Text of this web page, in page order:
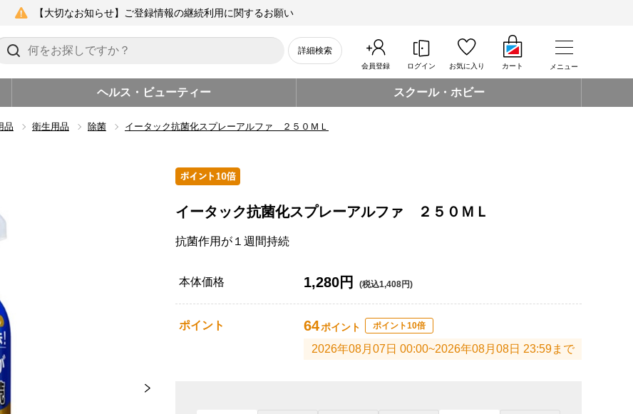
【大切なお知らせ】ご登録情報の継続利用に関するお願い
詳細検索
会員登録 ログイン お気に入り カート メニュー
ヘルス・ビューティー スクール・ホビー
品 衛生用品 除菌 イータック抗菌化スプレーアルファ ２５０ＭＬ
イータック抗菌化スプレーアルファ ２５０ＭＬ
抗菌作用が１週間持続
本体価格 1,280円 (税込1,408円)
ポイント 64ポイント ポイント10倍
2026年08月07日 00:00~2026年08月08日 23:59まで